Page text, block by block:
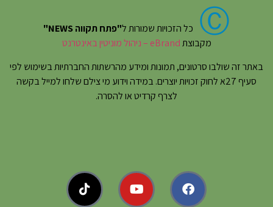
Ⓒ כל הזכויות שמורות ל"פתח תקווה NEWS"
מקבוצתeBrand – ניהול מוניטין באינטרנט
באתר זה שולבו סרטונים, תמונות ומידע מהרשתות החברתיות בשימוש לפי
סעיף 27א לחוק זכויות יוצרים. במידה וידוע מי צילם שלחו למייל בקשה
לצרף קרדיט או להסרה.